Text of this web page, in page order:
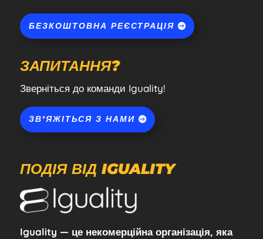
БЕЗКОШТОВНА РЕЄСТРАЦІЯ
ЗАПИТАННЯ?
Зверніться до команди Iguality!
ЗВ'ЯЖІТЬСЯ З НАМИ
ПОДІЯ ВІД IGUALITY
Iguality — це некомерційна організація, яка